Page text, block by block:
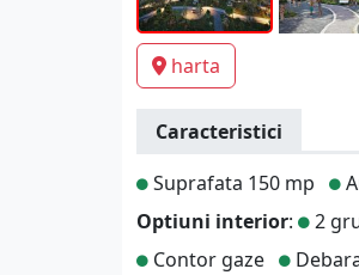
harta
Caracteristici
Suprafata 150 mp
Optiuni interior: 2
Contor gaze